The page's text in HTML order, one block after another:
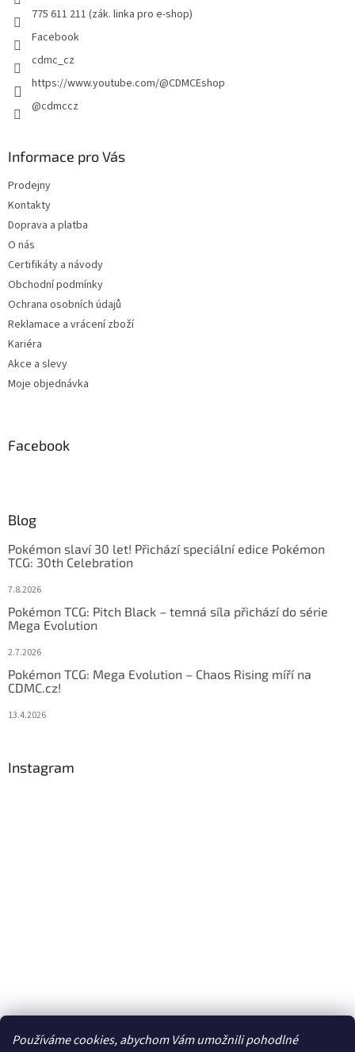
Používáme cookies, abychom Vám umožnili pohodlné
775 611 211 (zák. linka pro e-shop)
Facebook
cdmc_cz
https://www.youtube.com/@CDMCEshop
@cdmccz
Informace pro Vás
Prodejny
Kontakty
Doprava a platba
O nás
Certifikáty a návody
Obchodní podmínky
Ochrana osobních údajů
Reklamace a vrácení zboží
Kariéra
Akce a slevy
Moje objednávka
Facebook
Blog
Pokémon slaví 30 let! Přichází speciální edice Pokémon
TCG: 30th Celebration
7.8.2026
Pokémon TCG: Pitch Black – temná síla přichází do série
Mega Evolution
2.7.2026
Pokémon TCG: Mega Evolution – Chaos Rising míří na
CDMC.cz!
13.4.2026
Instagram